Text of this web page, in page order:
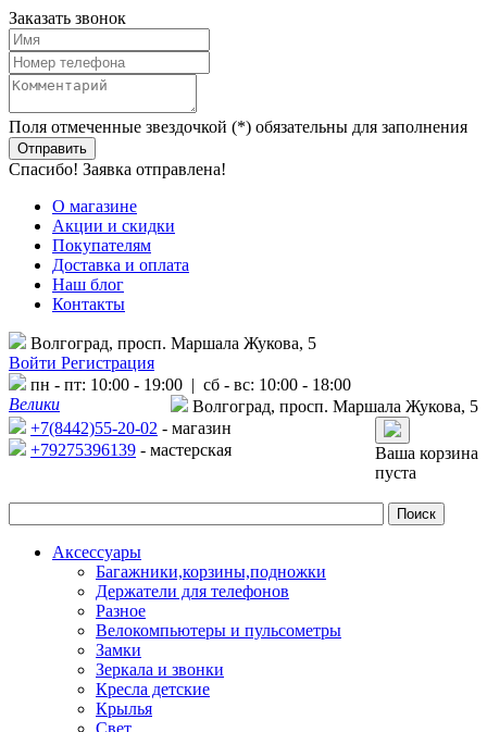
Заказать звонок
Поля отмеченные звездочкой (*) обязательны для заполнения
Спасибо! Заявка отправлена!
О магазине
Акции и скидки
Покупателям
Доставка и оплата
Наш блог
Контакты
Волгоград, просп. Маршала Жукова, 5
Войти Регистрация
пн - пт: 10:00 - 19:00 | сб - вс: 10:00 - 18:00
Велики
Волгоград, просп. Маршала Жукова, 5
+7(8442)55-20-02 - магазин
+79275396139 - мастерская
Ваша корзина
пуста
Аксессуары
Багажники,корзины,подножки
Держатели для телефонов
Разное
Велокомпьютеры и пульсометры
Замки
Зеркала и звонки
Кресла детские
Крылья
Свет